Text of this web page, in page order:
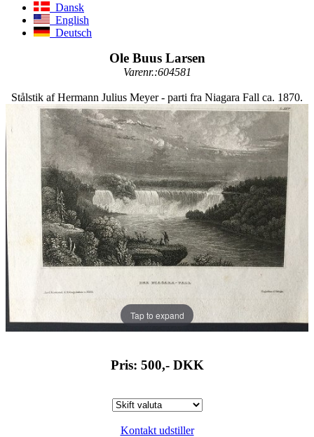
Dansk
English
Deutsch
Ole Buus Larsen
Varenr.:604581
Stålstik af Hermann Julius Meyer - parti fra Niagara Fall ca. 1870.
Tap to expand
Pris: 500,- DKK
Kontakt udstiller